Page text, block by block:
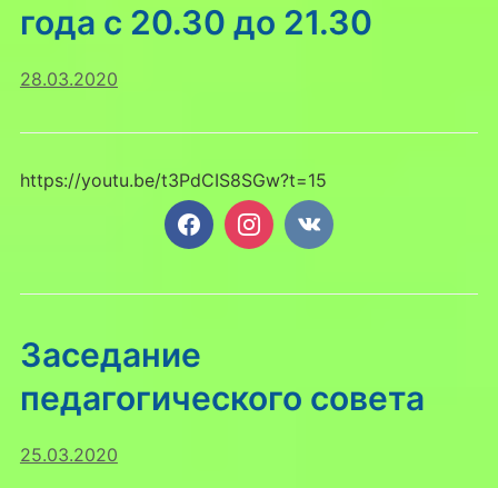
года c 20.30 до 21.30
28.03.2020
https://youtu.be/t3PdCIS8SGw?t=15
Заседание
педагогического совета
25.03.2020